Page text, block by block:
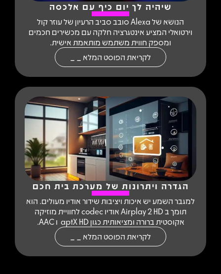
שיהיה לך יום כיף עם אלכסה
הנושא של Alexa סובב סביב הרעיון של עוזר קול
וירטואלי המציע אינטגרציה חלקה עם מכשירים חכמים
ומספק חווית משתמש מותאמת אישית.
לקריאת הפוסט המלא _ _
הגדרה ויתרונות של מערכת בית חכם
למגבר השמע יש איכות ויציבות שידור אודיו מעולים. הוא
תומך ב Airplay 2 HD אודיו codec לחוויית מוזיקה
אקוסטית ברורה ומציאותית כגון aptX HD ו AAC.
לקריאת הפוסט המלא _ _